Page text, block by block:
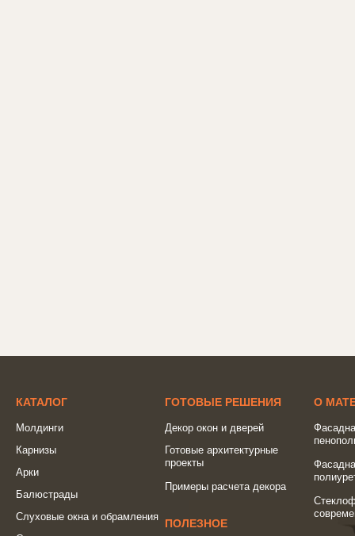
КАТАЛОГ
Молдинги
Карнизы
Арки
Балюстрады
Слуховые окна и обрамления
ГОТОВЫЕ РЕШЕНИЯ
Декор окон и дверей
Готовые архитектурные
проекты
Примеры расчета декора
ПОЛЕЗНОЕ
О